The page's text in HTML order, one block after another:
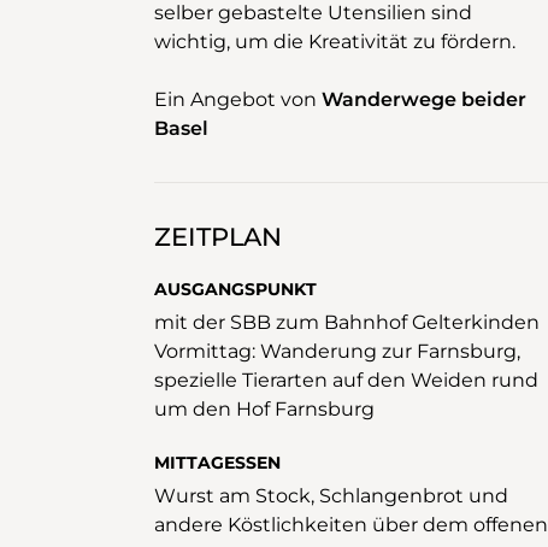
selber gebastelte Utensilien sind
wichtig, um die Kreativität zu fördern.
Ein Angebot von ​Wanderwege beider
Basel
ZEITPLAN
AUSGANGSPUNKT
mit der SBB zum Bahnhof Gelterkinden
Vormittag: Wanderung zur Farnsburg,
spezielle Tierarten auf den Weiden rund
um den Hof Farnsburg
MITTAGESSEN
Wurst am Stock, Schlangenbrot und
andere Köstlichkeiten über dem offenen